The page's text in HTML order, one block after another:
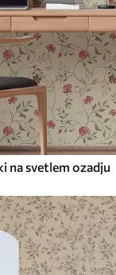
na svetlem ozadju